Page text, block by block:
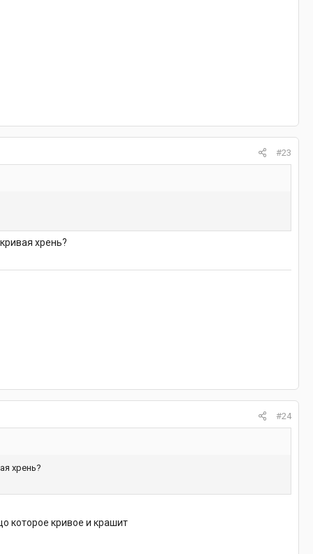
#23
хрень?
#24
хрень?
которое кривое и крашит